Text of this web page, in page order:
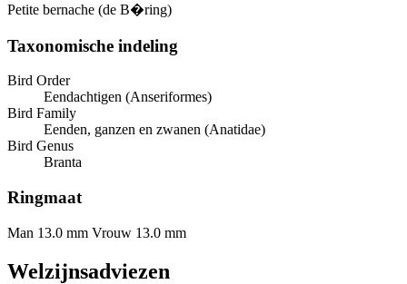
Petite bernache (de B�ring)
Taxonomische indeling
Bird Order
Eendachtigen (Anseriformes)
Bird Family
Eenden, ganzen en zwanen (Anatidae)
Bird Genus
Branta
Ringmaat
Man 13.0 mm Vrouw 13.0 mm
Welzijnsadviezen